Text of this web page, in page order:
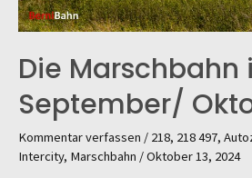
Die Marschbahn
September/
Kommentar verfassen / 218, 218 497,
Intercity, Marschbahn /Oktober 13, 2024